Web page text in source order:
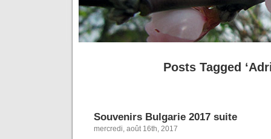
Posts Tagged
Souvenirs Bulgarie 2017 suite
mercredi, août 16th, 2017